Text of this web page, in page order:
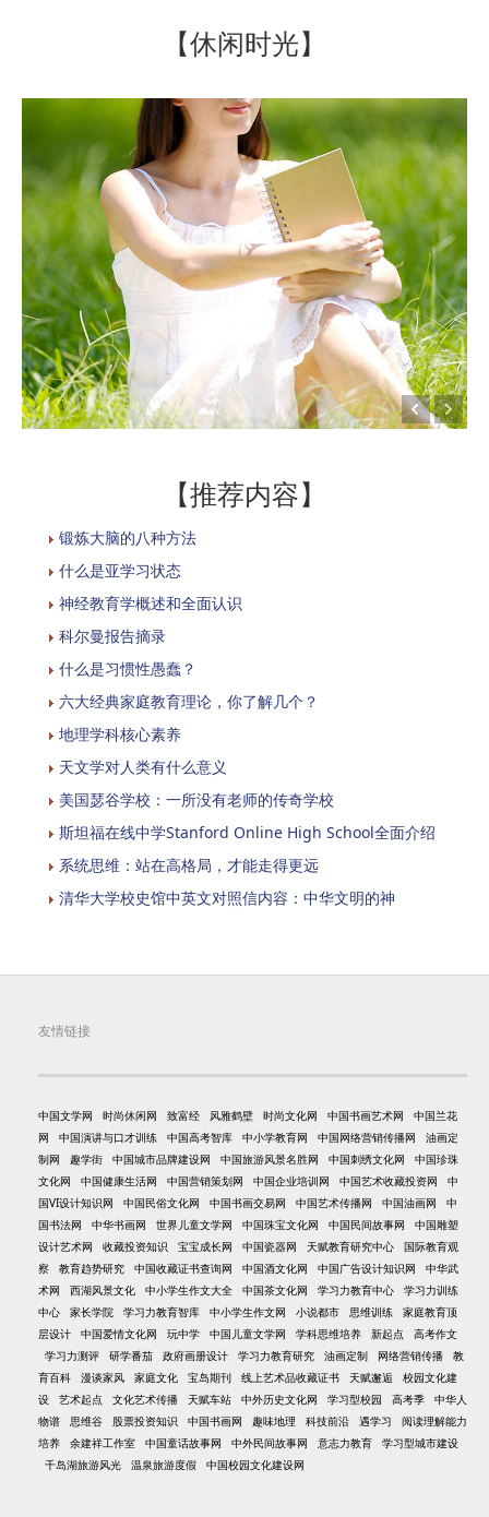
【休闲时光】
【推荐内容】
锻炼大脑的八种方法
什么是亚学习状态
神经教育学概述和全面认识
科尔曼报告摘录
什么是习惯性愚蠢？
六大经典家庭教育理论，你了解几个？
地理学科核心素养
天文学对人类有什么意义
美国瑟谷学校：一所没有老师的传奇学校
斯坦福在线中学Stanford Online High School全面介绍
系统思维：站在高格局，才能走得更远
清华大学校史馆中英文对照信内容：中华文明的神
友情链接
中国文学网 时尚休闲网 致富经 风雅鹤壁 时尚文化网 中国书画艺术网
中国兰花
网
中国演讲与口才训练 中国高考智库 中小学教育网 中国网络营销传播网
油画定
制网
趣学街 中国城市品牌建设网 中国旅游风景名胜网 中国刺绣文化网
中国珍珠
文化网
中国健康生活网 中国营销策划网 中国企业培训网 中国艺术收藏投资网
中
国VI设计知识网
中国民俗文化网 中国书画交易网 中国艺术传播网 中国油画网
中
国书法网
中华书画网 世界儿童文学网 中国珠宝文化网 中国民间故事网
中国雕塑
设计艺术网
收藏投资知识 宝宝成长网 中国瓷器网 天赋教育研究中心
国际教育观
察
教育趋势研究 中国收藏证书查询网 中国酒文化网 中国广告设计知识网
中华武
术网
西湖风景文化 中小学生作文大全 中国茶文化网 学习力教育中心
学习力训练
中心
家长学院 学习力教育智库 中小学生作文网 小说都市 思维训练
家庭教育顶
层设计
中国爱情文化网 玩中学 中国儿童文学网 学科思维培养 新起点
高考作文
学习力测评
研学番茄 政府画册设计 学习力教育研究 油画定制 网络营销传播
教
育百科
漫谈家风 家庭文化 宝岛期刊 线上艺术品收藏证书 天赋邂逅
校园文化建
设
艺术起点 文化艺术传播 天赋车站 中外历史文化网 学习型校园 高考季
中华人
物谱
思维谷 股票投资知识 中国书画网 趣味地理 科技前沿 遇学习
阅读理解能力
培养
余建祥工作室 中国童话故事网 中外民间故事网 意志力教育
学习型城市建设
千岛湖旅游风光
温泉旅游度假 中国校园文化建设网